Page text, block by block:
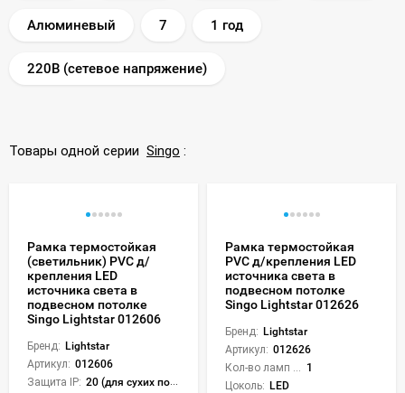
Алюминевый 7 1 год
220В (сетевое напряжение)
Товары одной серии Singo :
Рамка термостойкая
(светильник) PVC д/
крепления LED
источника света в
подвесном потолке
Singo Lightstar 012606
Бренд: Lightstar
Артикул: 012606
Защита IP: 20 (для сухих пом.)
Рамка термостойкая
PVC д/крепления LED
источника света в
подвесном потолке
Singo Lightstar 012626
Бренд: Lightstar
Артикул: 012626
1
Цоколь: LED